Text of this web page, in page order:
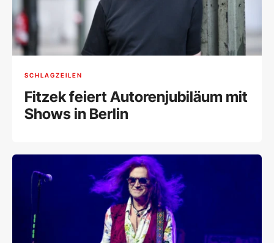
SCHLAGZEILEN
Fitzek feiert Autorenjubiläum mit
Shows in Berlin